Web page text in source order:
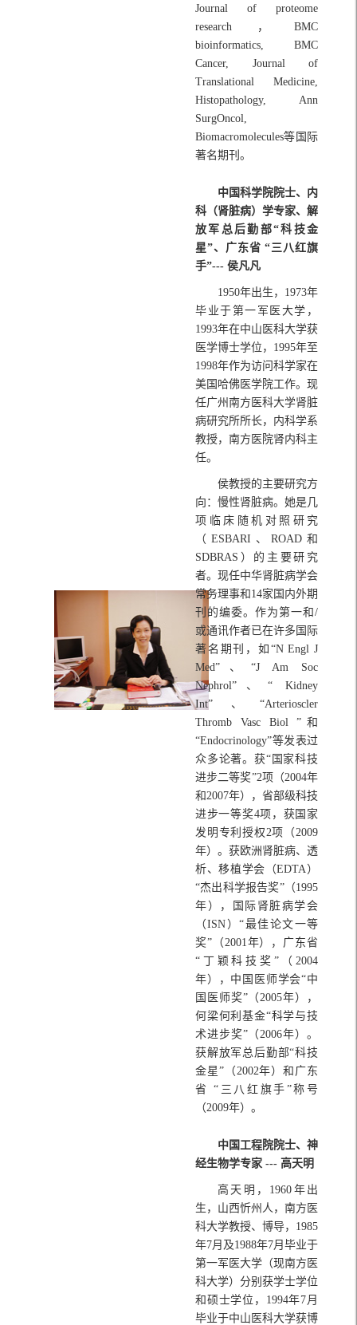
Journal of proteome
research，BMC
bioinformatics, BMC
Cancer, Journal of
Translational Medicine,
Histopathology, Ann
SurgOncol,
Biomacromolecules等国际
著名期刊。
中国科学院院士、内
科（肾脏病）学专家、解
放军总后勤部“科技金
星”、广东省 “三八红旗
手”--- 侯凡凡
1950年出生，1973年
毕业于第一军医大学，
1993年在中山医科大学获
医学博士学位，1995年至
1998年作为访问科学家在
美国哈佛医学院工作。现
任广州南方医科大学肾脏
病研究所所长，内科学系
教授，南方医院肾内科主
任。
侯教授的主要研究方
向：慢性肾脏病。她是几
项临床随机对照研究
（ESBARI、ROAD和
SDBRAS）的主要研究
者。现任中华肾脏病学会
常务理事和14家国内外期
刊的编委。作为第一和/
或通讯作者已在许多国际
著名期刊，如“N Engl J
Med”、“J Am Soc
Nephrol”、“ Kidney
Int”、“Arterioscler
Thromb Vasc Biol ”和
“Endocrinology”等发表过
众多论著。获“国家科技
进步二等奖”2项（2004年
和2007年），省部级科技
进步一等奖4项，获国家
发明专利授权2项（2009
年）。获欧洲肾脏病、透
析、移植学会（EDTA）
“杰出科学报告奖”（1995
年），国际肾脏病学会
（ISN）“最佳论文一等
奖”（2001年），广东省
“丁颖科技奖”（2004
年），中国医师学会“中
国医师奖”（2005年），
何梁何利基金“科学与技
术进步奖”（2006年）。
获解放军总后勤部“科技
金星”（2002年）和广东
省 “三八红旗手”称号
（2009年）。
中国工程院院士、神
经生物学专家 --- 高天明
高天明，1960年出
生，山西忻州人，南方医
科大学教授、博导，1985
年7月及1988年7月毕业于
第一军医大学（现南方医
科大学）分别获学士学位
和硕士学位，1994年7月
毕业于中山医科大学获博